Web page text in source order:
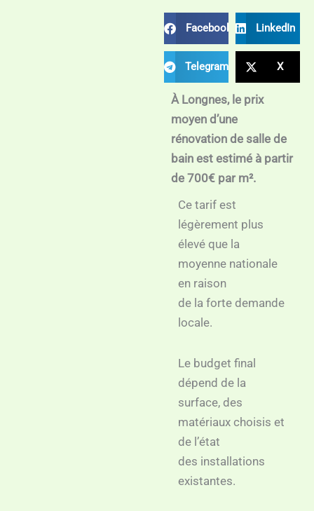
Facebook LinkedIn
Telegram X
À Longnes, le prix
moyen d’une
rénovation de salle de
bain est estimé à partir
de 700€ par m².
Ce tarif est
légèrement plus
élevé que la
moyenne nationale
en raison
de la forte demande
locale.
Le budget final
dépend de la
surface, des
matériaux choisis et
de l’état
des installations
existantes.